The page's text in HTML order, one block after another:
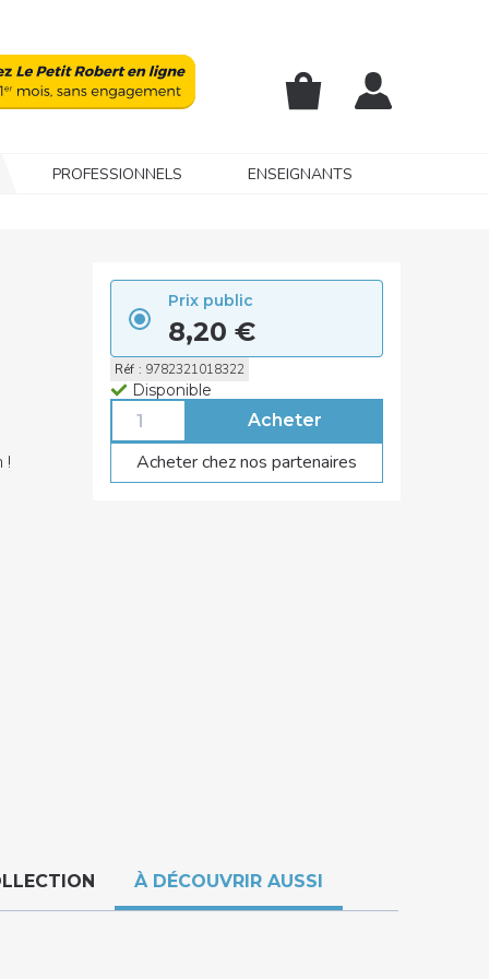
PROFESSIONNELS ENSEIGNANTS
!
Prix public
8,20 €
Réf : 9782321018322
Disponible
Acheter chez nos partenaires
À DÉCOUVRIR AUSSI